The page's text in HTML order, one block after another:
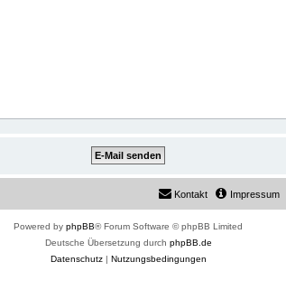
Impressum
Kontakt
Powered by phpBB® Forum Software © phpBB Limited
Deutsche Übersetzung durch phpBB.de
Datenschutz| Nutzungsbedingungen